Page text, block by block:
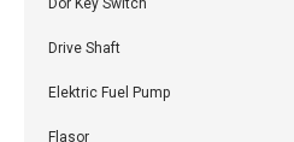
Dor Key Switch
Drive Shaft
Elektric Fuel Pump
Flasor